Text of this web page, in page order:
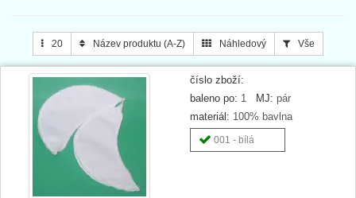
20 Název produktu (A-Z) Náhledový Vše
číslo zboží:
baleno po: 1 MJ: pár
materiál: 100% bavlna
001 - bílá